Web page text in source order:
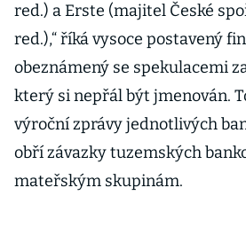
red.) a Erste (majitel České
red.),“ říká vysoce postavený
obeznámený se spekulacemi
který si nepřál být jmenován.
výroční zprávy jednotlivých
obří závazky tuzemských
mateřským skupinám.